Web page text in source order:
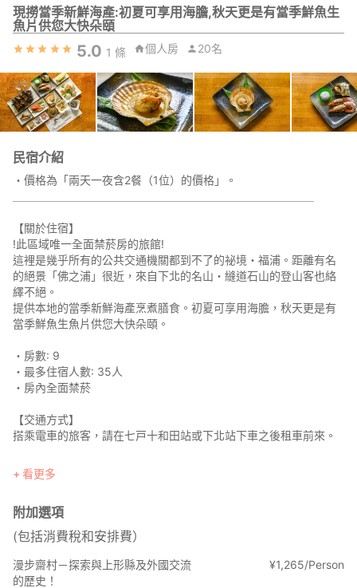
現撈當季新鮮海產:初夏可享用海膽,秋天更是有當季鮮魚生
魚片供您大快朵頤
5.0 1 條 個人房 20名
民宿介紹
・價格為「兩天一夜含2餐（1位）的價格」。
【關於住宿】
!此區域唯一全面禁菸房的旅館!
這裡是幾乎所有的公共交通機關都到不了的祕境・福浦。距離有名
的絕景「佛之浦」很近，來自下北的名山・縫道石山的登山客也絡
繹不絕。
提供本地的當季新鮮海產烹煮膳食。初夏可享用海膽，秋天更是有
當季鮮魚生魚片供您大快朵頤。
・房數: 9
・最多住宿人數: 35人
・房內全面禁菸
【交通方式】
搭乘電車的旅客，請在七戸十和田站或下北站下車之後租車前來。
・有免費停車場
・不提供車站接送服務
【觀光】
・開車到佛之浦只要10分鐘
是代表下北半島的觀光勝地。
看更多
附加選項
(包括消費稅和安排費）
漫步齋村－探索與上形縣及外國交流
的歷史！
¥1,265/Person